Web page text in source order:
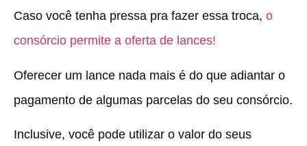
Caso você tenha pressa pra fazer essa troca, o
consórcio permite a oferta de lances!
Oferecer um lance nada mais é do que adiantar o
pagamento de algumas parcelas do seu consórcio.
Inclusive, você pode utilizar o valor do seus